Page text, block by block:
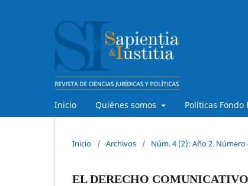
Inicio Quiénes somos Políticas Fondo
Inicio / Archivos / Núm. 4 (2): Año 2. Número
EL DERECHO